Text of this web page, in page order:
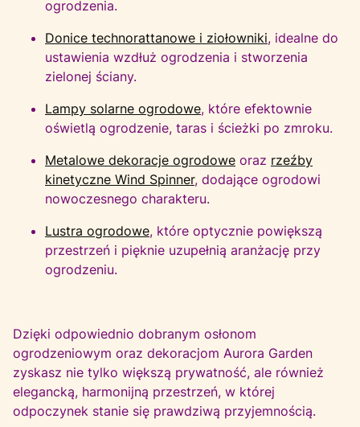
ogrodzenia.
Donice technorattanowe i ziołowniki, idealne do
ustawienia wzdłuż ogrodzenia i stworzenia
zielonej ściany.
Lampy solarne ogrodowe, które efektownie
oświetlą ogrodzenie, taras i ścieżki po zmroku.
Metalowe dekoracje ogrodowe oraz rzeźby
kinetyczne Wind Spinner, dodające ogrodowi
nowoczesnego charakteru.
Lustra ogrodowe, które optycznie powiększą
przestrzeń i pięknie uzupełnią aranżację przy
ogrodzeniu.
Dzięki odpowiednio dobranym osłonom
ogrodzeniowym oraz dekoracjom Aurora Garden
zyskasz nie tylko większą prywatność, ale również
elegancką, harmonijną przestrzeń, w której
odpoczynek stanie się prawdziwą przyjemnością.